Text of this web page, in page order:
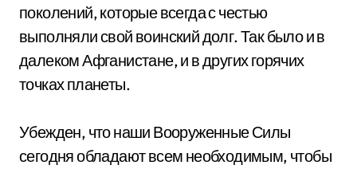
поколений, которые всегда с честью
выполняли свой воинский долг. Так было и в
далеком Афганистане, и в других горячих
точках планеты.
Убежден, что наши Вооруженные Силы
сегодня обладают всем необходимым, чтобы